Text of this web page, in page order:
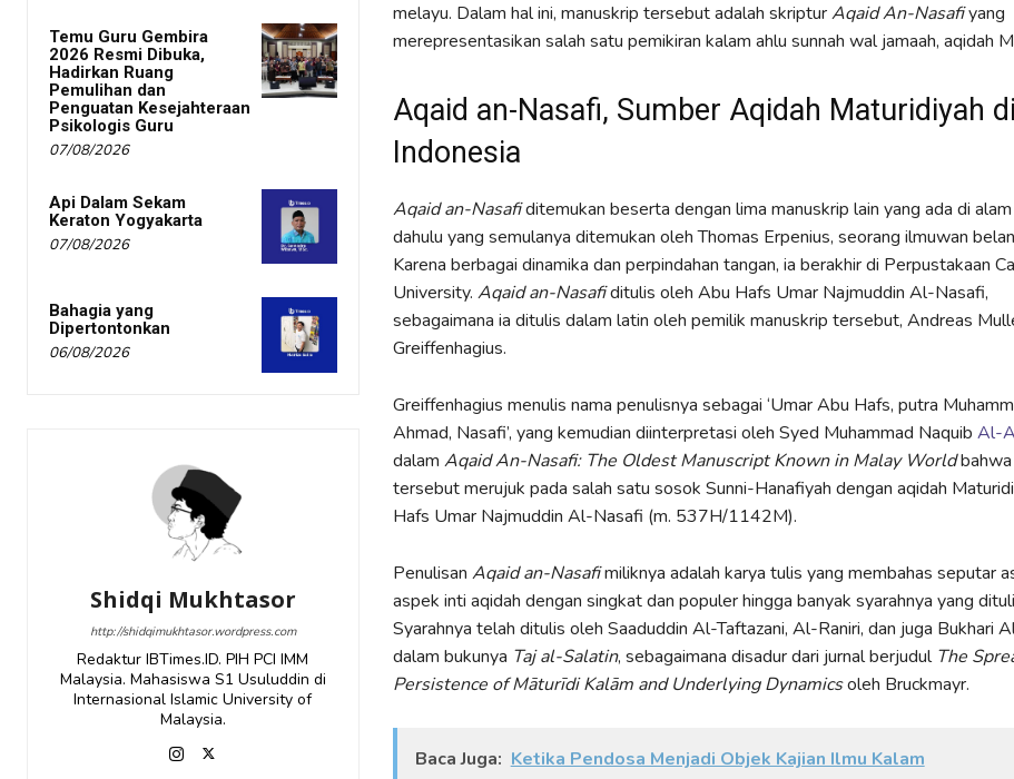
Temu Guru Gembira
2026 Resmi Dibuka,
Hadirkan Ruang
Pemulihan dan
Penguatan Kesejahteraan
Psikologis Guru
07/08/2026
Api Dalam Sekam
Keraton Yogyakarta
07/08/2026
Bahagia yang
Dipertontonkan
06/08/2026
Shidqi Mukhtasor
http://shidqimukhtasor.wordpress.com
Redaktur IBTimes.ID. PIH PCI IMM
Malaysia. Mahasiswa S1 Usuluddin di
Internasional Islamic University of
Malaysia.
melayu. Dalam hal ini, manuskrip tersebut adalah skripturAqaid An-Nasafiyang
merepresentasikan salah satu pemikiran kalam ahlu sunnah wal jamaah, aqidah
Aqaid an-Nasafi, Sumber Aqidah Maturidiyah di
Indonesia
Aqaid an-Nasafiditemukan beserta dengan lima manuskrip lain yang ada di
dahulu yang semulanya ditemukan oleh Thomas Erpenius, seorang ilmuwan
Karena berbagai dinamika dan perpindahan tangan, ia berakhir di Perpustakaan
University. Aqaid an-Nasafiditulis oleh Abu Hafs Umar Najmuddin Al-Nasafi,
sebagaimana ia ditulis dalam latin oleh pemilik manuskrip tersebut, Andreas
Greiffenhagius.
Greiffenhagius menulis nama penulisnya sebagai ‘Umar Abu Hafs, putra
Ahmad, Nasafi’, yang kemudian diinterpretasi oleh Syed Muhammad Naquib Al-
dalam Aqaid An-Nasafi: The Oldest Manuscript Known in Malay Worldbahwa
tersebut merujuk pada salah satu sosok Sunni-Hanafiyah dengan aqidah
Hafs Umar Najmuddin Al-Nasafi (m. 537H/1142M).
Penulisan Aqaid an-Nasafimiliknya adalah karya tulis yang membahas seputar
aspek inti aqidah dengan singkat dan populer hingga banyak syarahnya yang
Syarahnya telah ditulis oleh Saaduddin Al-Taftazani, Al-Raniri, dan juga Bukhari
dalam bukunya Taj al-Salatin, sebagaimana disadur dari jurnal berjudul The
Persistence of Māturīdi Kalām and Underlying Dynamicsoleh Bruckmayr.
Baca Juga: Ketika Pendosa Menjadi Objek Kajian Ilmu Kalam